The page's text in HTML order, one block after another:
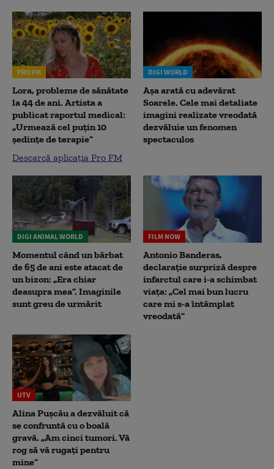
PRO FM
Lora, probleme de sănătate
la 44 de ani. Artista a
publicat raportul medical:
„Urmează cel puțin 10
ședințe de terapie”
Descarcă aplicația Pro FM
DIGI WORLD
Așa arată cu adevărat
Soarele. Cele mai detaliate
imagini realizate vreodată
dezvăluie un fenomen
spectaculos
DIGI ANIMAL WORLD
Momentul când un bărbat
de 65 de ani este atacat de
un bizon: „Era chiar
deasupra mea”. Imaginile
sunt greu de urmărit
FILM NOW
Antonio Banderas,
declarație surpriză despre
infarctul care i-a schimbat
viața: „Cel mai bun lucru
care mi s-a întâmplat
vreodată”
UTV
Alina Pușcău a dezvăluit că
se confruntă cu o boală
gravă. „Am cinci tumori. Vă
rog să vă rugați pentru
mine”